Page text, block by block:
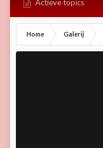
Actieve topics
Home Galerij